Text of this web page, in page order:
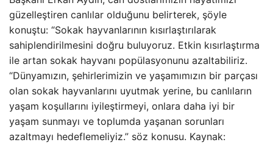
güzelleştiren canlılar olduğunu belirterek, şöyle
konuştu: “Sokak hayvanlarının kısırlaştırılarak
sahiplendirilmesini doğru buluyoruz. Etkin kısırlaştırma
ile artan sokak hayvanı popülasyonunu azaltabiliriz.
“Dünyamızın, şehirlerimizin ve yaşamımızın bir parçası
olan sokak hayvanlarını uyutmak yerine, bu canlıların
yaşam koşullarını iyileştirmeyi, onlara daha iyi bir
yaşam sunmayı ve toplumda yaşanan sorunları
azaltmayı hedeflemeliyiz.” söz konusu. Kaynak: